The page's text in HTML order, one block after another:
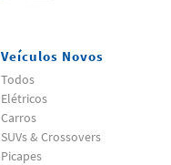
Veículos Novos
Todos
Elétricos
Carros
SUVs & Crossovers
Picapes